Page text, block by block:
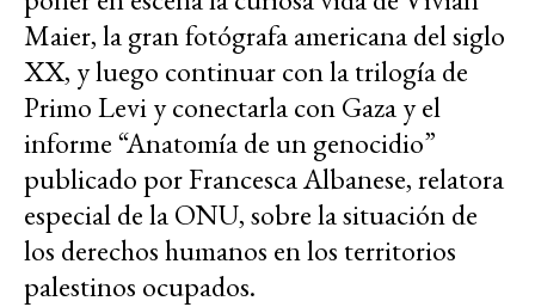
Maier, la gran fotógrafa americana del siglo
XX, y luego continuar con la trilogía de
Primo Levi y conectarla con Gaza y el
informe “Anatomía de un genocidio”
publicado por Francesca Albanese, relatora
especial de la ONU, sobre la situación de
los derechos humanos en los territorios
palestinos ocupados.